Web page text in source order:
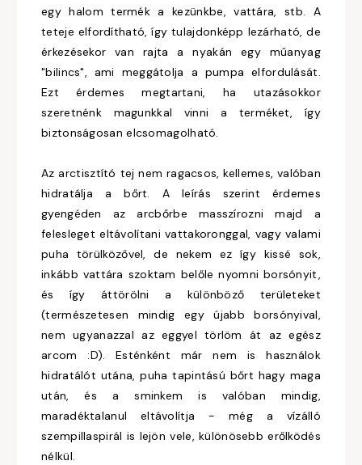
egy halom termék a kezünkbe, vattára, stb. A
teteje elfordítható, így tulajdonképp lezárható, de
érkezésekor van rajta a nyakán egy műanyag
"bilincs", ami meggátolja a pumpa elfordulását.
Ezt érdemes megtartani, ha utazásokkor
szeretnénk magunkkal vinni a terméket, így
biztonságosan elcsomagolható.
Az arctisztító tej nem ragacsos, kellemes, valóban
hidratálja a bőrt. A leírás szerint érdemes
gyengéden az arcbőrbe masszírozni majd a
felesleget eltávolítani vattakoronggal, vagy valami
puha törülközővel, de nekem ez így kissé sok,
inkább vattára szoktam belőle nyomni borsónyit,
és így áttörölni a különböző területeket
(természetesen mindig egy újabb borsónyival,
nem ugyanazzal az eggyel törlöm át az egész
arcom :D). Esténként már nem is használok
hidratálót utána, puha tapintású bőrt hagy maga
után, és a sminkem is valóban mindig,
maradéktalanul eltávolítja - még a vízálló
szempillaspirál is lejön vele, különösebb erőlködés
nélkül.